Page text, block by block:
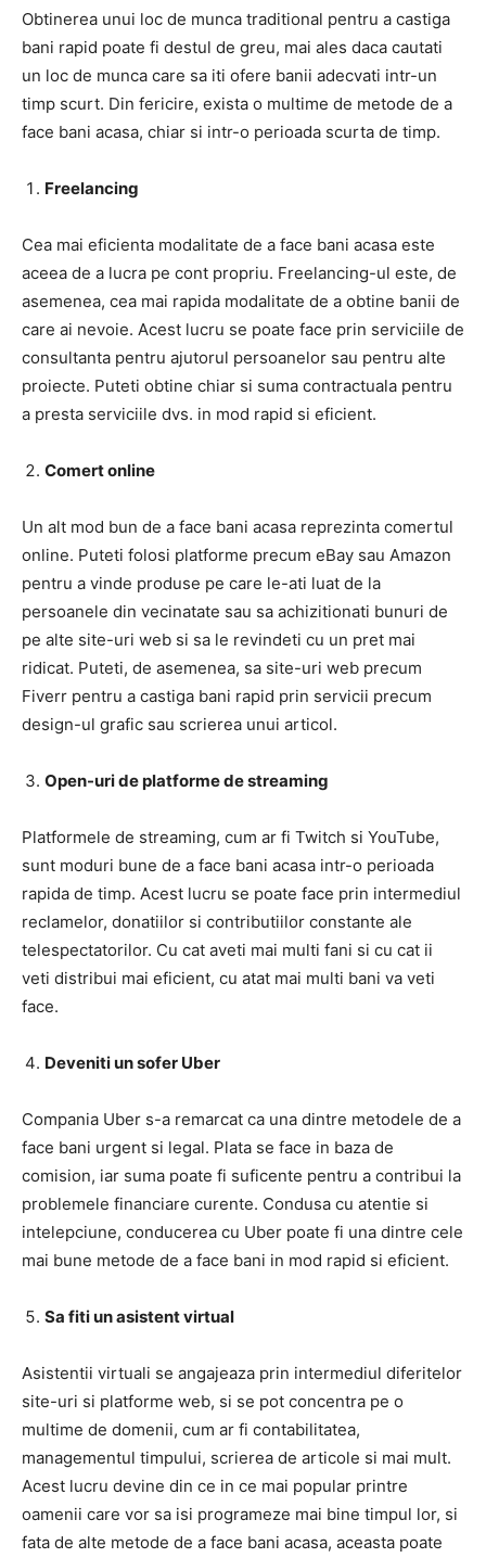
Obtinerea unui loc de munca traditional pentru a castiga
bani rapid poate fi destul de greu, mai ales daca cautati
un loc de munca care sa iti ofere banii adecvati intr-un
timp scurt. Din fericire, exista o multime de metode de a
face bani acasa, chiar si intr-o perioada scurta de timp.
Freelancing
Cea mai eficienta modalitate de a face bani acasa este
aceea de a lucra pe cont propriu. Freelancing-ul este, de
asemenea, cea mai rapida modalitate de a obtine banii de
care ai nevoie. Acest lucru se poate face prin serviciile de
consultanta pentru ajutorul persoanelor sau pentru alte
proiecte. Puteti obtine chiar si suma contractuala pentru
a presta serviciile dvs. in mod rapid si eficient.
Comert online
Un alt mod bun de a face bani acasa reprezinta comertul
online. Puteti folosi platforme precum eBay sau Amazon
pentru a vinde produse pe care le-ati luat de la
persoanele din vecinatate sau sa achizitionati bunuri de
pe alte site-uri web si sa le revindeti cu un pret mai
ridicat. Puteti, de asemenea, sa site-uri web precum
Fiverr pentru a castiga bani rapid prin servicii precum
design-ul grafic sau scrierea unui articol.
Open-uri de platforme de streaming
Platformele de streaming, cum ar fi Twitch si YouTube,
sunt moduri bune de a face bani acasa intr-o perioada
rapida de timp. Acest lucru se poate face prin intermediul
reclamelor, donatiilor si contributiilor constante ale
telespectatorilor. Cu cat aveti mai multi fani si cu cat ii
veti distribui mai eficient, cu atat mai multi bani va veti
face.
Deveniti un sofer Uber
Compania Uber s-a remarcat ca una dintre metodele de a
face bani urgent si legal. Plata se face in baza de
comision, iar suma poate fi suficente pentru a contribui la
problemele financiare curente. Condusa cu atentie si
intelepciune, conducerea cu Uber poate fi una dintre cele
mai bune metode de a face bani in mod rapid si eficient.
Sa fiti un asistent virtual
Asistentii virtuali se angajeaza prin intermediul diferitelor
site-uri si platforme web, si se pot concentra pe o
multime de domenii, cum ar fi contabilitatea,
managementul timpului, scrierea de articole si mai mult.
Acest lucru devine din ce in ce mai popular printre
oamenii care vor sa isi programeze mai bine timpul lor, si
fata de alte metode de a face bani acasa, aceasta poate